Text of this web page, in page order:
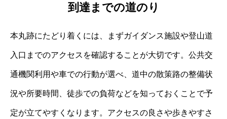
到達までの道のり
本丸跡にたどり着くには、まずガイダンス施設や登山道
入口までのアクセスを確認することが大切です。公共交
通機関利用や車での行動が選べ、道中の散策路の整備状
況や所要時間、徒歩での負荷などを知っておくことで予
定が立てやすくなります。アクセスの良さや歩きやすさ